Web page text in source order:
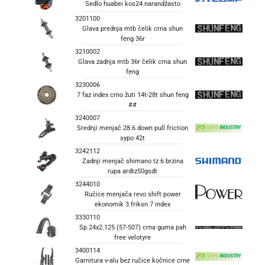
Sedlo huabei kos24 narandžasto
3201100
Glava prednja mtb čelik crna shun
feng 36r
3210002
Glava zadnja mtb 36r čelik crna shun
feng
3230006
7 faz index crno žuti 14t-28t shun feng
##
3240007
Srednji menjač 28.6 down pull friction
sypo 42t
3242112
Zadnji menjač shimano tz 6 brzina
rupa ardtz50gsdt
3244010
Ručice menjača revo shift power
ekonomik 3 friksn 7 index
3330110
Sp.24x2.125 (57-507) crna guma pah
free velotyre
3400114
Garnitura v-alu bez ručice kočnice crne